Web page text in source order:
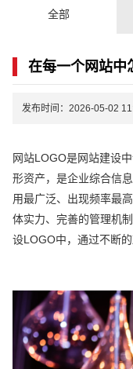
全部
在每一个网站中
发布时间：2026-05-02
网站LOGO是网站建设
形资产，是企业综合信
用最广泛、出现频率最
体实力、完善的管理机
设LOGO中，通过不断